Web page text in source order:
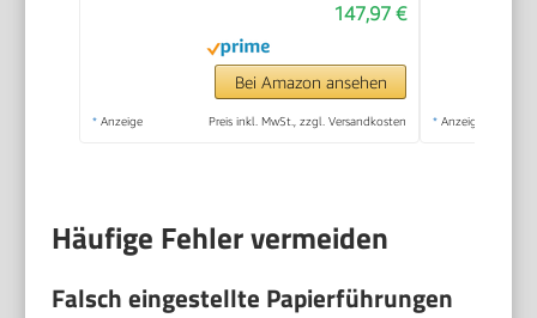
Kopieren, Scannen |
3.7 cm LCD-Display |
inkl. Tinte für bis zu 3
Jahre
147,97 €
Bei Amazon ansehen
* Anzeige Preis inkl. MwSt., zzgl. Versandkosten * Anzeige
Häufige Fehler vermeiden
Falsch eingestellte Papierführungen